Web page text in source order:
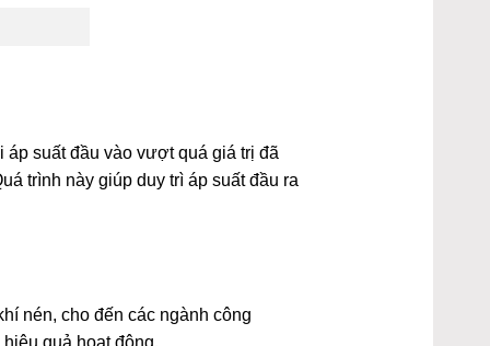
suất đầu vào vượt quá giá trị đã
trình này giúp duy trì áp suất đầu ra
nén, cho đến các ngành công